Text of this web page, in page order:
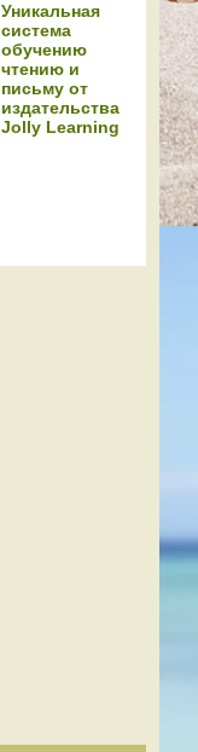
Уникальная
система
обучению
чтению и
письму от
издательства
Jolly Learning